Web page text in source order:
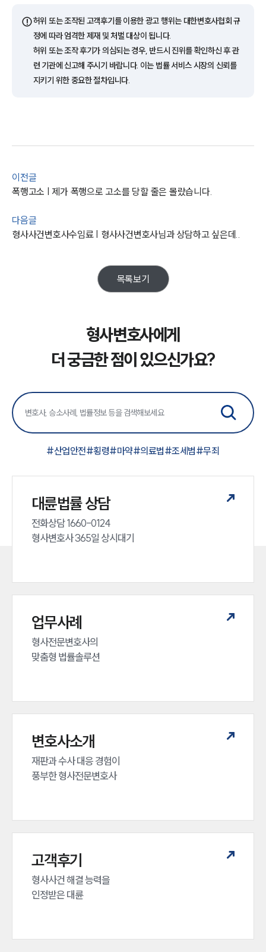
AI대륜
업무사례
형사 주요 업무사례
사례분석/최신동향
형사그룹 업무
전체
구성원 소개
형사전문변호사
언론보도
공지사항
법률 블로그
법률서식
세미나
대륜법률상담예약
⚠️허위 또는 조작된 고객후기를 이용한 광고 행위는 대한변호사협회 규
정에 따라 엄격한 제재 및 처벌 대상이 됩니다.
허위 또는 조작 후기가 의심되는 경우, 반드시 진위를 확인하신 후 관
련 기관에 신고해 주시기 바랍니다. 이는 법률 서비스 시장의 신뢰를
지키기 위한 중요한 절차입니다.
이전글
폭행고소 | 제가 폭행으로 고소를 당할 줄은 몰랐습니다.
다음글
형사사건변호사수임료 | 형사사건변호사님과 상담하고 싶은데..
목록보기
형사변호사에게
더 궁금한 점이 있으신가요?
#산업안전#횡령#마약#의료법#조세범#무죄
대륜법률 상담
전화상담 1660-0124
형사변호사 365일 상시대기
업무사례
형사전문변호사의
맞춤형 법률솔루션
변호사소개
재판과 수사 대응 경험이
풍부한 형사전문변호사
고객후기
형사사건 해결 능력을
인정받은 대륜